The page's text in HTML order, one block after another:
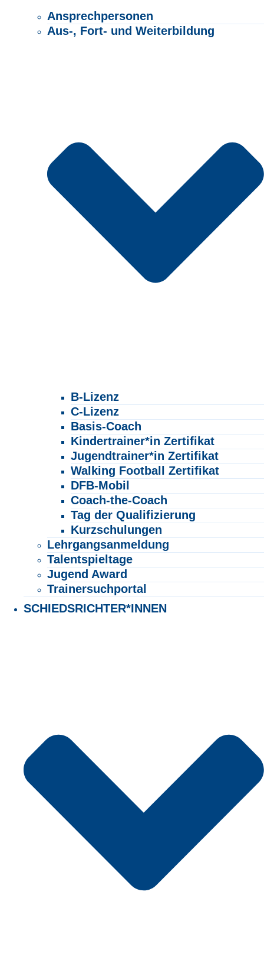
Ansprechpersonen
Aus-, Fort- und Weiterbildung
B-Lizenz
C-Lizenz
Basis-Coach
Kindertrainer*in Zertifikat
Jugendtrainer*in Zertifikat
Walking Football Zertifikat
DFB-Mobil
Coach-the-Coach
Tag der Qualifizierung
Kurzschulungen
Lehrgangsanmeldung
Talentspieltage
Jugend Award
Trainersuchportal
SCHIEDSRICHTER*INNEN